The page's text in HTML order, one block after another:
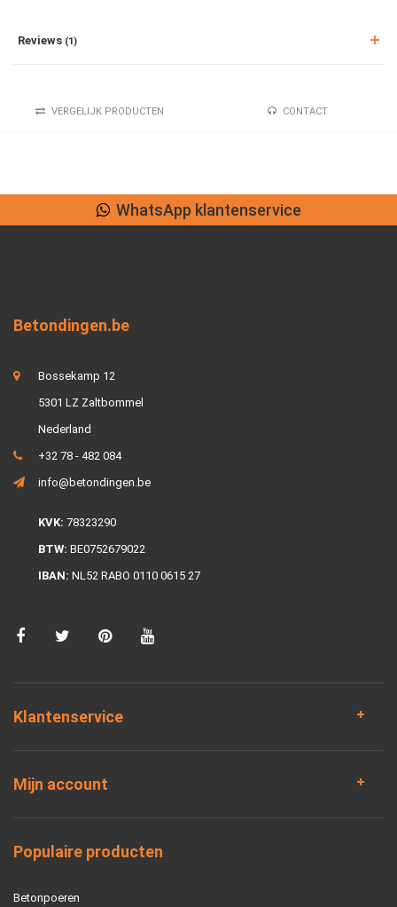
Reviews (1)
VERGELIJK PRODUCTEN CONTACT
WhatsApp klantenservice
Betondingen.be
Bossekamp 12
5301 LZ Zaltbommel
Nederland
+32 78 - 482 084
info@betondingen.be
KVK: 78323290
BTW: BE0752679022
IBAN: NL52 RABO 0110 0615 27
Klantenservice
Mijn account
Populaire producten
Betonpoeren